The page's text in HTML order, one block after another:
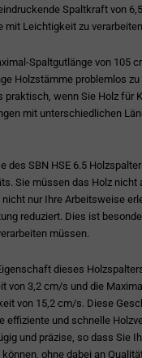
Spaltkraft von
mit Leichtigkeit zu
Spaltgutlänge von 105
Holzstämme problemlos
praktisch, wenn Sie Holz für
mit unterschiedlichen
des SBN HSE 6.5
Sie müssen das Holz nicht
nur Ihre Arbeitsweise
reduziert. Dies ist
müssen.
dieses
von 3,2 cm/s und die
von 15,2 cm/s. Diese
effiziente und schnelle
und präzise, so dass Sie
ohne dabei an